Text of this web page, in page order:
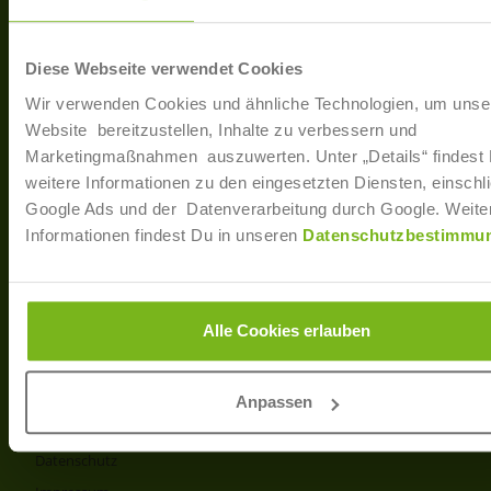
Diese Webseite verwendet Cookies
Wir verwenden Cookies und ähnliche Technologien, um
Website bereitzustellen, Inhalte zu verbessern und
Marketingmaßnahmen auszuwerten. Unter „Details“ findest
weitere Informationen zu den eingesetzten Diensten,
Google Ads und der Datenverarbeitung durch Google.
Informationen findest Du in unseren
Alle Cookies erlauben
Anpassen
40233 Düsseldorf
T: +49 (0)211 / 866 68 - 13
E-Mail: info@joborama.de
Über Uns
Veranstaltungen
Ansprechpartner
Partner
Produkt- und Preisliste
Disclaimer